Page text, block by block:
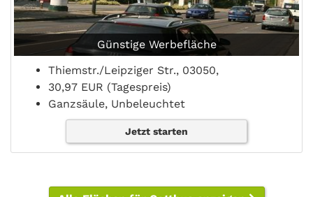
Günstige Werbefläche
Thiemstr./Leipziger Str., 03050,
30,97 EUR (Tagespreis)
Ganzsäule, Unbeleuchtet
Jetzt starten